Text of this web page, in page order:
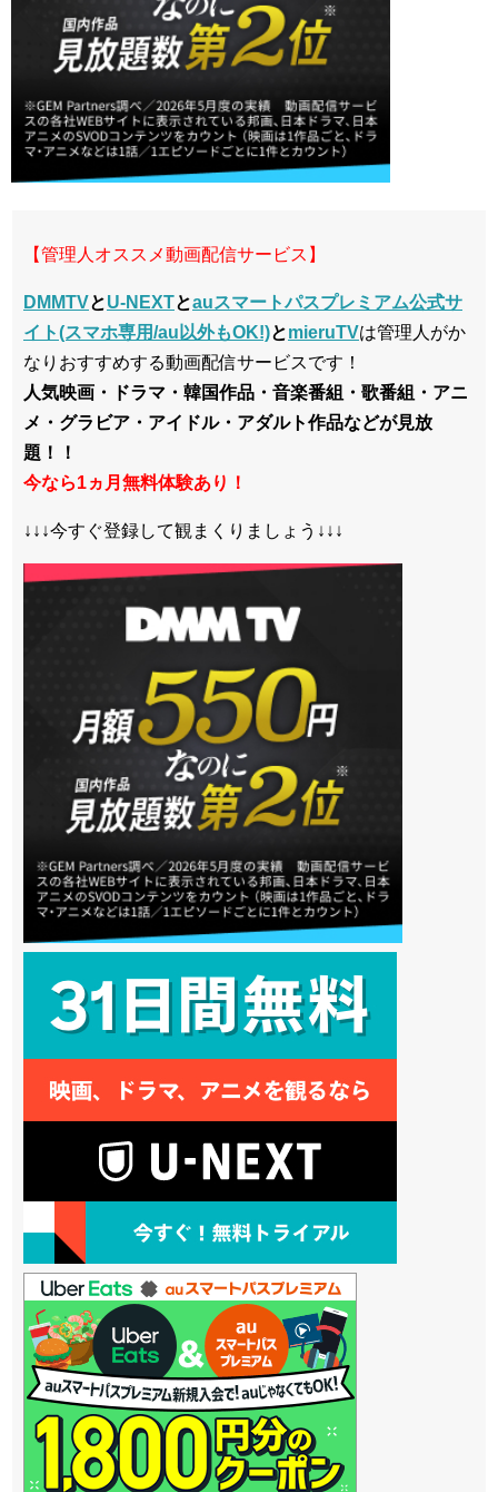
【管理人オススメ動画配信サービス】
DMMTVとU-NEXTとauスマートパスプレミアム公式サ
イト(スマホ専用/au以外もOK!)とmieruTVは管理人がか
なりおすすめする動画配信サービスです！
人気映画・ドラマ・韓国作品・音楽番組・歌番組・アニ
メ・グラビア・アイドル・アダルト作品などが見放
題！！
今なら1ヵ月無料体験あり！
↓↓↓今すぐ登録して観まくりましょう↓↓↓